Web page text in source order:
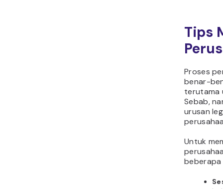
Tips
Proses
benar-
terutama
Sebab,
urusan
Untuk
beberapa